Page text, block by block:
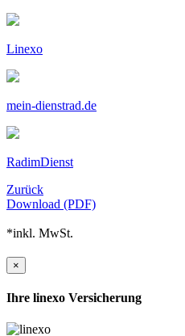
Linexo
mein-dienstrad.de
RadimDienst
Zurück
Download (PDF)
*inkl. MwSt.
×
Ihre linexo Versicherung